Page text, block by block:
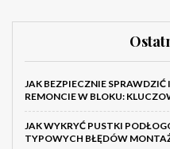
JAK BEZPIECZNIE
REMONCIE W BLOKU:
JAK WYKRYĆ PUSTKI
TYPOWYCH BŁĘDÓW